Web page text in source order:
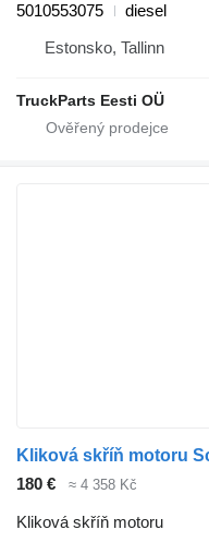
5010553075
diesel
Estonsko, Tallinn
TruckParts Eesti OÜ
180 € ≈ 4 358 Kč
Kliková skříň motoru